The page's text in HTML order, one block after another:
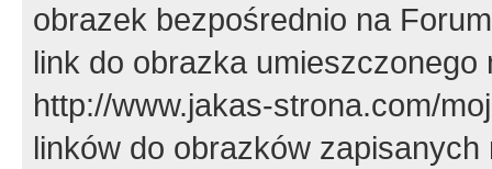
obrazek bezpośrednio na
link do obrazka
http://www.jakas-strona.com/
linków do obrazków